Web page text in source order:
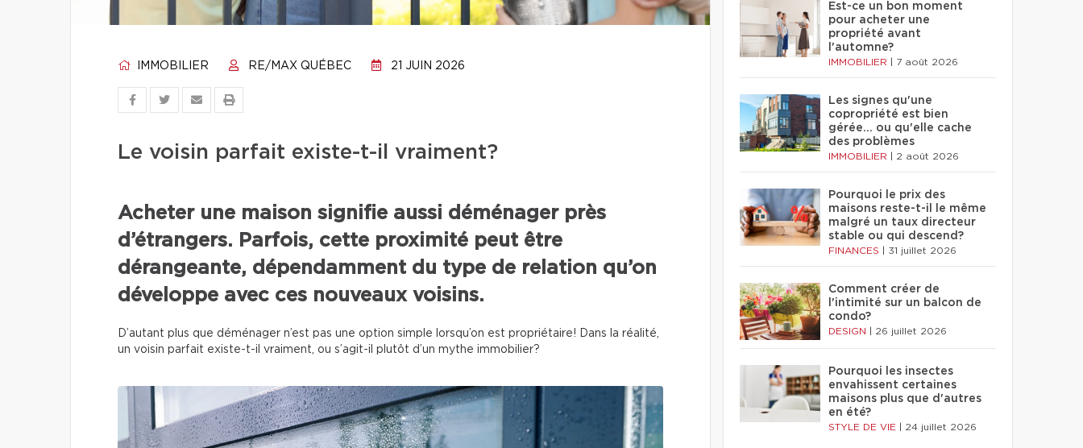
IMMOBILIER RE/MAX QUÉBEC 21 JUIN 2026
Le voisin parfait existe-t-il vraiment?
Acheter une maison signifie aussi déménager près
d’étrangers. Parfois, cette proximité peut être
dérangeante, dépendamment du type de relation qu’on
développe avec ces nouveaux voisins.
D’autant plus que déménager n’est pas une option simple lorsqu’on est propriétaire! Dans la réalité,
un voisin parfait existe-t-il vraiment, ou s’agit-il plutôt d’un mythe immobilier?
Est-ce un bon moment
pour acheter une
propriété avant
l'automne?
IMMOBILIER 7 août 2026
Les signes qu'une
copropriété est bien
gérée… ou qu'elle cache
des problèmes
IMMOBILIER 2 août 2026
Pourquoi le prix des
maisons reste-t-il le même
malgré un taux directeur
stable ou qui descend?
FINANCES 31 juillet 2026
Comment créer de
l'intimité sur un balcon de
condo?
DESIGN 26 juillet 2026
Pourquoi les insectes
envahissent certaines
maisons plus que d'autres
en été?
STYLE DE VIE 24 juillet 2026